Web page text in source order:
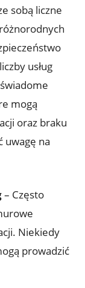
sobą⁤ liczne
usług
mogą
oraz braku
uwagę⁢ na
– Często
Niekiedy
prowadzić